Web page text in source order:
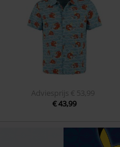
Adviesprijs
€ 53,99
€ 43,99